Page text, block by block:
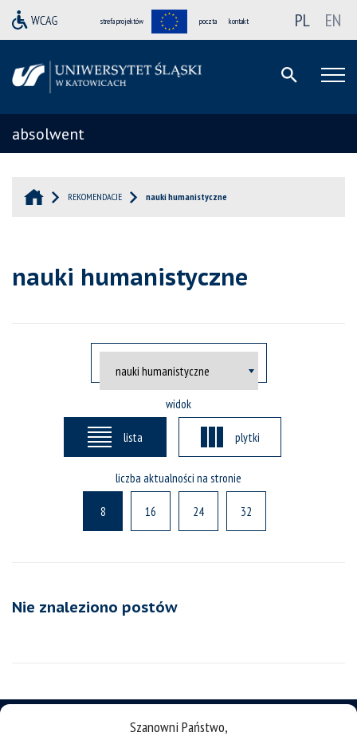
Szanowni Państwo,
strefa projektów poczta kontakt PL EN
absolwent
REKOMENDACJE nauki humanistyczne
nauki humanistyczne
widok
lista plytki
liczba aktualności na stronie
8 16 24 32
Nie znaleziono postów